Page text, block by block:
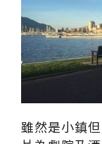
雖然是小鎮